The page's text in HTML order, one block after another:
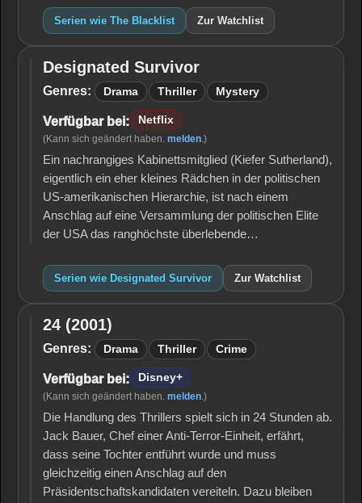
Serien wie The Blacklist Zur Watchlist
Designated
Survivor
Designated Survivor
Genres: Drama Thriller Mystery
Verfügbar bei: Netflix
(Kann sich geändert haben. melden.)
Ein nachrangiges Kabinettsmitglied (Kiefer Sutherland),
eigentlich ein eher kleines Rädchen in der politischen
US-amerikanischen Hierarchie, ist nach einem
Anschlag auf eine Versammlung der politischen Elite
der USA das ranghöchste überlebende…
Serien wie Designated Survivor Zur Watchlist
24
(2001)
24 (2001)
Genres: Drama Thriller Crime
Verfügbar bei: Disney+
(Kann sich geändert haben. melden.)
Die Handlung des Thrillers spielt sich in 24 Stunden ab.
Jack Bauer, Chef einer Anti-Terror-Einheit, erfährt,
dass seine Tochter entführt wurde und muss
gleichzeitig einen Anschlag auf den
Präsidentschaftskandidaten vereiteln. Dazu bleiben